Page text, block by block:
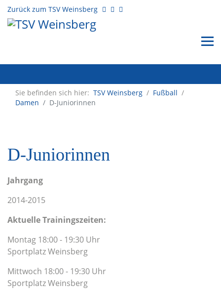
Zurück zum TSV Weinsberg
Sie befinden sich hier: TSV Weinsberg / Fußball /
Damen
D-Juniorinnen
D-Juniorinnen
Jahrgang
2014-2015
Aktuelle Trainingszeiten:
Montag 18:00 - 19:30 Uhr
Sportplatz Weinsberg
Mittwoch 18:00 - 19:30 Uhr
Sportplatz Weinsberg